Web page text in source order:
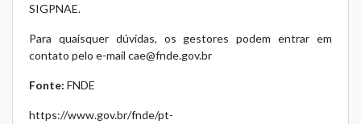
SIGPNAE.
Para quaisquer dúvidas, os gestores podem entrar em
contato pelo e-mail cae@fnde.gov.br
Fonte: FNDE
https://www.gov.br/fnde/pt-